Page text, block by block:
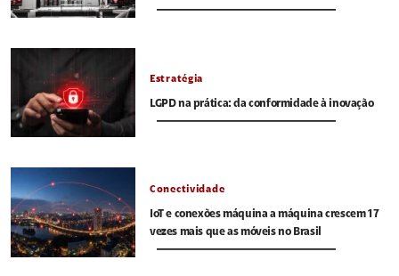
Estratégia
LGPD na prática: da conformidade à inovação
Conectividade
IoT e conexões máquina a máquina crescem 17
vezes mais que as móveis no Brasil